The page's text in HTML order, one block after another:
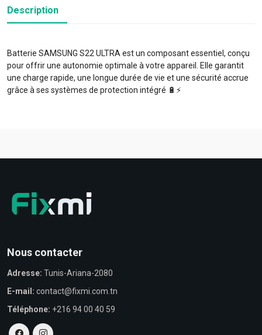
Description
Batterie SAMSUNG S22 ULTRA est un composant essentiel, conçu
pour offrir une autonomie optimale à votre appareil. Elle garantit
une charge rapide, une longue durée de vie et une sécurité accrue
grâce à ses systèmes de protection intégré 🔋⚡️
Nous contacter
Adresse: Tunis-Ariana-2080
E-mail: contact@fixmi.com.tn
Téléphone: +216 94 00 40 59